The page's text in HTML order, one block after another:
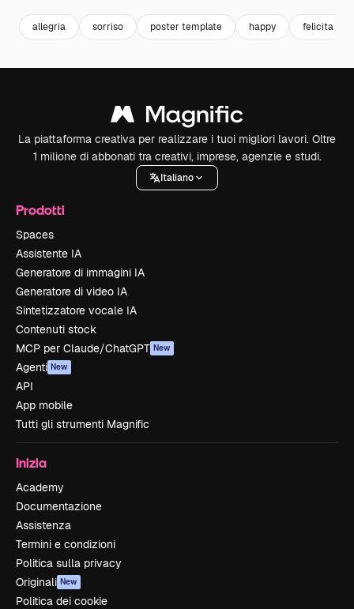
allegria sorriso poster template happy felicita
La piattaforma creativa per realizzare i tuoi migliori lavori. Oltre
1 milione di abbonati tra creativi, imprese, agenzie e studi.
Italiano
Prodotti
Spaces
Assistente IA
Generatore di immagini IA
Generatore di video IA
Sintetizzatore vocale IA
Contenuti stock
MCP per Claude/ChatGPT New
Agenti New
API
App mobile
Tutti gli strumenti Magnific
Inizia
Academy
Documentazione
Assistenza
Termini e condizioni
Politica sulla privacy
Originali New
Politica dei cookie